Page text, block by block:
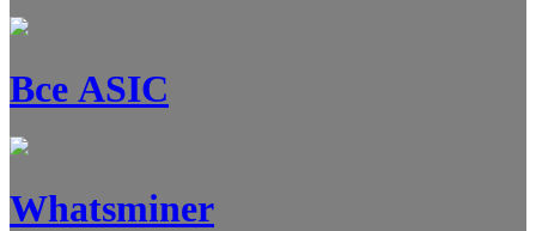
Все ASIC
Whatsminer